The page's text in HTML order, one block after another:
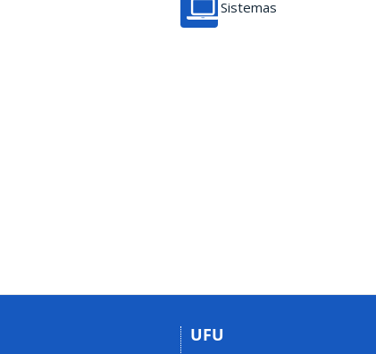
Sistemas
UFU